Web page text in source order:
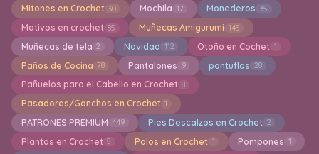
Mitones en Crochet 30 Mochila 17 Monederos 35
Motivos en crochet 85 Muñecas Amigurumi 145
Muñecas de tela 2 Navidad 112 Otoño en Cochet 1
Paños de Cocina 78 Pantalones 9 pantuflas 28
Pañuelos para el Cabello en Crochet 8
Pasadores/Ganchos en Crochet 1
PATRONES PREMIUM 449 Pies Descalzos en Crochet 2
Plantas en Crochet 5 Polos en Crochet 1 Pompones 1